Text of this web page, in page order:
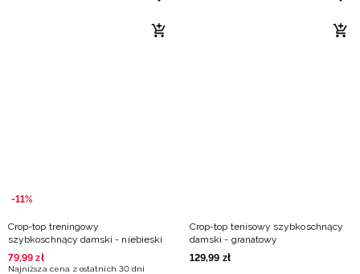
-11%
Crop-top treningowy
szybkoschnący damski - niebieski
79,99 zł
Najniższa cena z ostatnich 30 dni
Crop-top tenisowy szybkoschnący
damski - granatowy
129,99 zł